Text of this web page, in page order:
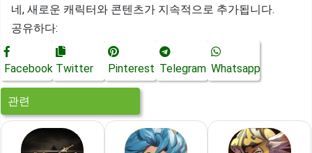
네, 새로운 캐릭터와 콘텐츠가 지속적으로 추가됩니다.
공유하다:
Facebook Twitter Pinterest Telegram Whatsapp
관련